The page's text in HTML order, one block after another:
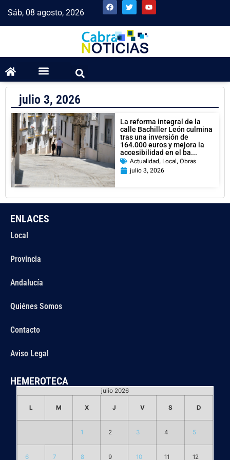
Sáb, 08 agosto, 2026
julio 3, 2026
La reforma integral de la
calle Bachiller León culmina
tras una inversión de
164.000 euros y mejora la
accesibilidad en el ba...
Actualidad , Local , Obras
julio 3, 2026
ENLACES
Local
Provincia
Andalucía
Quiénes Somos
Contacto
Aviso Legal
HEMEROTECA
julio 2026
L M X J V S D
1 2 3 4 5
6 7 8 9 10 11 12